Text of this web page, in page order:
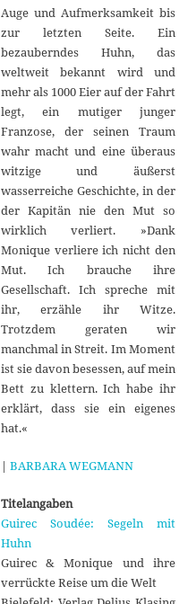
Auge und Aufmerksamkeit bis
zur letzten Seite. Ein
bezauberndes Huhn, das
weltweit bekannt wird und
mehr als 1000 Eier auf der Fahrt
legt, ein mutiger junger
Franzose, der seinen Traum
wahr macht und eine überaus
witzige und äußerst
wasserreiche Geschichte, in der
der Kapitän nie den Mut so
wirklich verliert. »Dank
Monique verliere ich nicht den
Mut. Ich brauche ihre
Gesellschaft. Ich spreche mit
ihr, erzähle ihr Witze.
Trotzdem geraten wir
manchmal in Streit. Im Moment
ist sie davon besessen, auf mein
Bett zu klettern. Ich habe ihr
erklärt, dass sie ein eigenes
hat.«
| BARBARA WEGMANN
Titelangaben
Guirec Soudée: Segeln mit
Huhn
Guirec & Monique und ihre
verrückte Reise um die Welt